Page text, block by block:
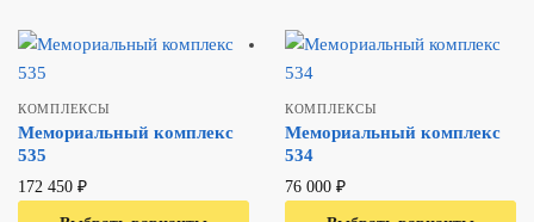
КОМПЛЕКСЫ
Мемориальный комплекс
535
172 450 ₽
КОМПЛЕКСЫ
Мемориальный комплекс
534
76 000 ₽